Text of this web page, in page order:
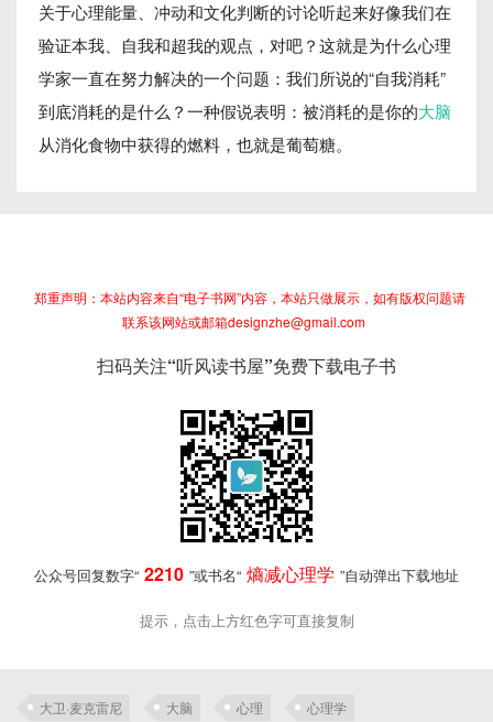
关于心理能量、冲动和文化判断的讨论听起来好像我们在
验证本我、自我和超我的观点，对吧？这就是为什么心理
学家一直在努力解决的一个问题：我们所说的“自我消耗”
到底消耗的是什么？一种假说表明：被消耗的是你的大脑
从消化食物中获得的燃料，也就是葡萄糖。
郑重声明：本站内容来自“电子书网”内容，本站只做展示，如有版权问题请
联系该网站或邮箱designzhe@gmail.com
扫码关注“听风读书屋”免费下载电子书
公众号回复数字“ 2210 ”或书名“ 熵减心理学 ”自动弹出下载地址
提示，点击上方红色字可直接复制
大卫·麦克雷尼 大脑 心理
心理学